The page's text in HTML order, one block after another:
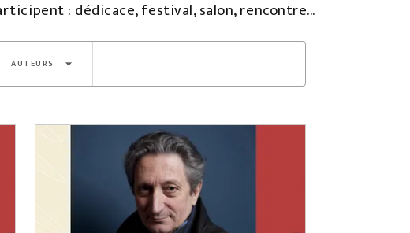
: dédicace, festival, salon, rencontre...
AUTEURS arrow_drop_down